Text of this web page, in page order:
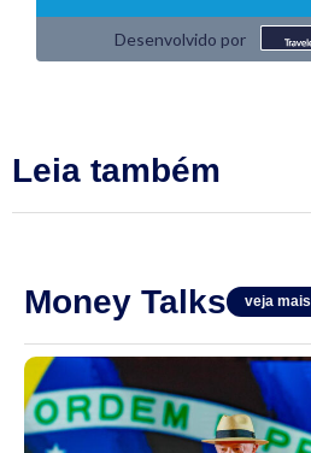
Leia também
Money Talks veja mais